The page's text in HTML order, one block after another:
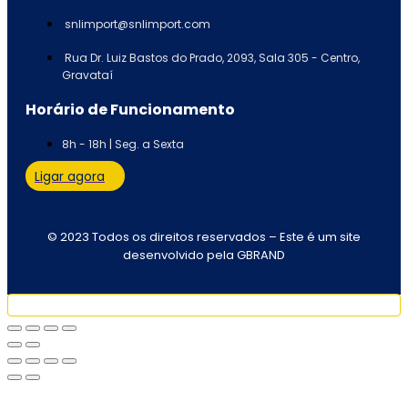
snlimport@snlimport.com
Rua Dr. Luiz Bastos do Prado, 2093, Sala 305 - Centro,
Gravataí
Horário de Funcionamento
8h - 18h | Seg. a Sexta
Ligar agora
© 2023 Todos os direitos reservados – Este é um site
desenvolvido pela GBRAND